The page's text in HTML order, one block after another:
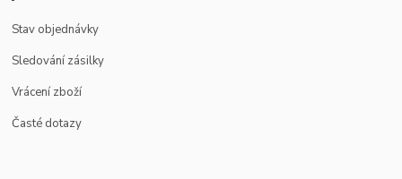
Stav objednávky
Sledování zásilky
Vrácení zboží
Časté dotazy